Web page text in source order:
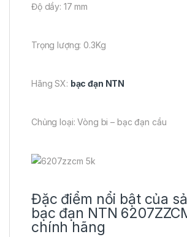
Độ dầy: 17 mm
Trọng lượng: 0.3Kg
Hãng SX: bạc đạn NTN
Chủng loại: Vòng bi – bạc đạn cầu
Đặc điểm nổi bật của
bạc đạn NTN
chính hãng